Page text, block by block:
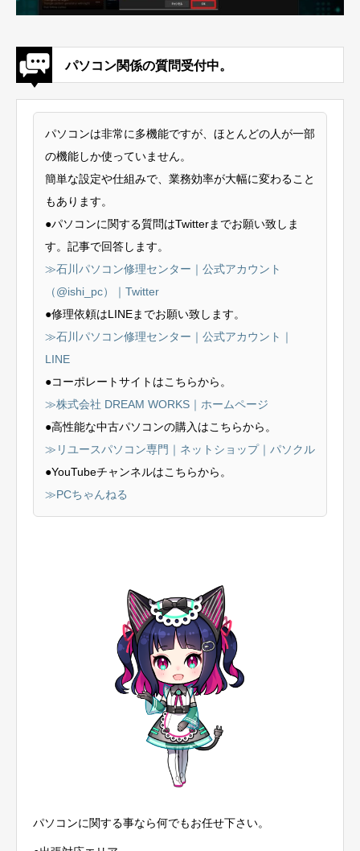
パソコン関係の質問受付中。
パソコンは非常に多機能ですが、ほとんどの人が一部
の機能しか使っていません。
簡単な設定や仕組みで、業務効率が大幅に変わること
もあります。
●パソコンに関する質問はTwitterまでお願い致しま
す。記事で回答します。
≫石川パソコン修理センター｜公式アカウント
（@ishi_pc）｜Twitter
●修理依頼はLINEまでお願い致します。
≫石川パソコン修理センター｜公式アカウント｜
LINE
●コーポレートサイトはこちらから。
≫株式会社 DREAM WORKS｜ホームページ
●高性能な中古パソコンの購入はこちらから。
≫リユースパソコン専門｜ネットショップ｜パソクル
●YouTubeチャンネルはこちらから。
≫PCちゃんねる
パソコンに関する事なら何でもお任せ下さい。